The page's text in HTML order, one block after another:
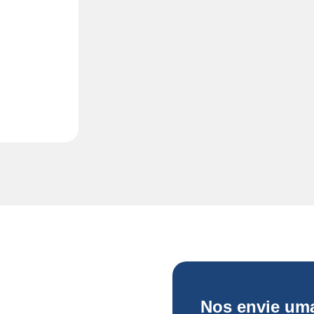
Nos envie